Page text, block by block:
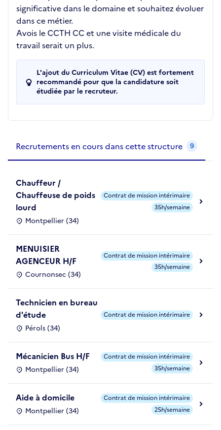
significative dans le domaine et souhaitez évoluer
dans ce métier.
Avois le CCTH CC et une visite médicale du
travail serait un plus.
L'ajout du Curriculum Vitae (CV) est fortement
recommandé pour que la candidature soit
étudiée par le recruteur.
Recrutements en cours dans cette structure 9
Chauffeur /
Chauffeuse de poids
lourd
Montpellier (34)
Contrat de mission intérimaire
35h/semaine
MENUISIER
AGENCEUR H/F
Cournonsec (34)
Contrat de mission intérimaire
35h/semaine
Technicien en bureau
d'étude
Pérols (34)
Contrat de mission intérimaire
Mécanicien Bus H/F
Montpellier (34)
Contrat de mission intérimaire
35h/semaine
Aide à domicile
Montpellier (34)
Contrat de mission intérimaire
25h/semaine